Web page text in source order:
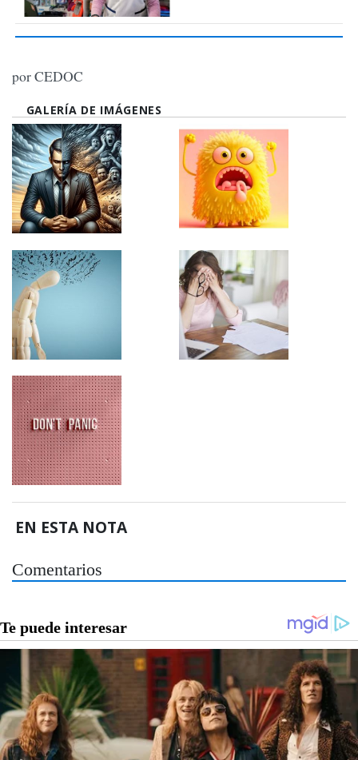
por CEDOC
GALERÍA DE IMÁGENES
EN ESTA NOTA
Comentarios